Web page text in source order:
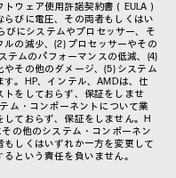
ウェア使用許諾契約書（EULA）
びに電圧、その両者もしくはい
びにシステムやプロセッサー、そ
の減少、(2) プロセッサーやその
テムのパフォーマンスの低減、(4)
その他のダメージ、(5) システム
。HP、インテル、AMDは、仕
をしておらず、保証をしませ
ム・コンポーネントについて業
ておらず、保証をしません。H
の他のシステム・コンポーネン
もしくはいずれか一方を変更して
という責任を負いません。